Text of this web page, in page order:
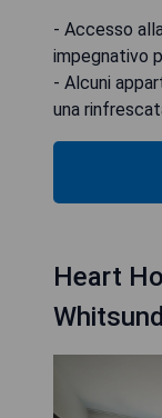
- Accesso
impegnativo
- Alcuni
una
Heart